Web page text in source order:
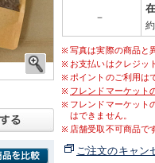
－
写真は実際の商品と
お支払いはクレジッ
ポイントのご利用は
フレンドマーケット
フレンドマーケット
はできません。
店舗受取不可商品で
ご注文のキャン